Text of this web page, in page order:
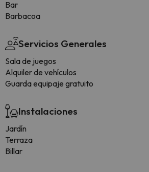
Bar
Barbacoa
Servicios Generales
Sala de juegos
Alquiler de vehículos
Guarda equipaje gratuito
Instalaciones
Jardín
Terraza
Billar